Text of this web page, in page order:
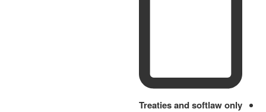
Treaties and softlaw only